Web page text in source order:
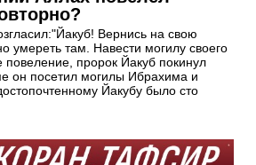
Вернись на свою
умереть там. Навести могилу своего
повеление, пророк Йакуб покинул
он посетил могилы Ибрахима и
Йакубу было сто